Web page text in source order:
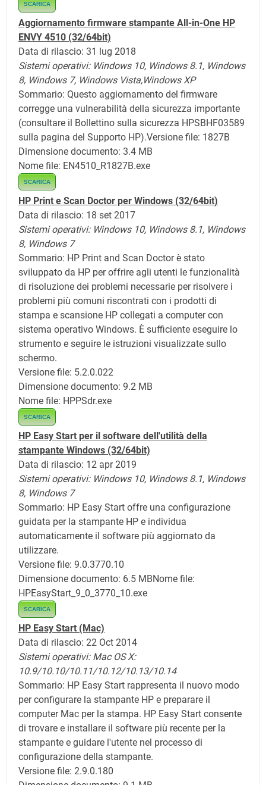
SCARICA
Aggiornamento firmware stampante All-in-One HP
ENVY 4510 (32/64bit)
Data di rilascio: 31 lug 2018
Sistemi operativi: Windows 10, Windows 8.1, Windows
8, Windows 7, Windows Vista,Windows XP
Sommario: Questo aggiornamento del firmware
corregge una vulnerabilità della sicurezza importante
(consultare il Bollettino sulla sicurezza HPSBHF03589
sulla pagina del Supporto HP).Versione file: 1827B
Dimensione documento: 3.4 MB
Nome file: EN4510_R1827B.exe
SCARICA
HP Print e Scan Doctor per Windows (32/64bit)
Data di rilascio: 18 set 2017
Sistemi operativi: Windows 10, Windows 8.1, Windows
8, Windows 7
Sommario: HP Print and Scan Doctor è stato
sviluppato da HP per offrire agli utenti le funzionalità
di risoluzione dei problemi necessarie per risolvere i
problemi più comuni riscontrati con i prodotti di
stampa e scansione HP collegati a computer con
sistema operativo Windows. È sufficiente eseguire lo
strumento e seguire le istruzioni visualizzate sullo
schermo.
Versione file: 5.2.0.022
Dimensione documento: 9.2 MB
Nome file: HPPSdr.exe
SCARICA
HP Easy Start per il software dell'utilità della
stampante Windows (32/64bit)
Data di rilascio: 12 apr 2019
Sistemi operativi: Windows 10, Windows 8.1, Windows
8, Windows 7
Sommario: HP Easy Start offre una configurazione
guidata per la stampante HP e individua
automaticamente il software più aggiornato da
utilizzare.
Versione file: 9.0.3770.10
Dimensione documento: 6.5 MBNome file:
HPEasyStart_9_0_3770_10.exe
SCARICA
HP Easy Start (Mac)
Data di rilascio: 22 Oct 2014
Sistemi operativi: Mac OS X:
10.9/10.10/10.11/10.12/10.13/10.14
Sommario: HP Easy Start rappresenta il nuovo modo
per configurare la stampante HP e preparare il
computer Mac per la stampa. HP Easy Start consente
di trovare e installare il software più recente per la
stampante e guidare l'utente nel processo di
configurazione della stampante.
Versione file: 2.9.0.180